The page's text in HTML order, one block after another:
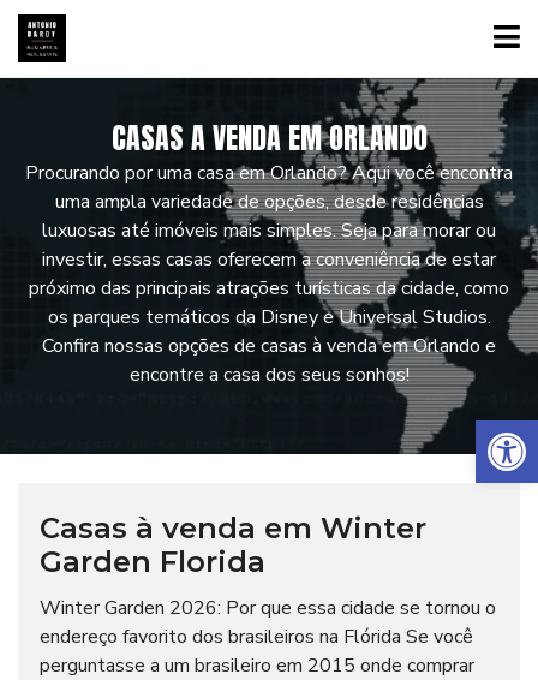
Abrir a barra de ferramentas
CASAS A VENDA EM ORLANDO
Procurando por uma casa em Orlando? Aqui você encontra
uma ampla variedade de opções, desde residências
luxuosas até imóveis mais simples. Seja para morar ou
investir, essas casas oferecem a conveniência de estar
próximo das principais atrações turísticas da cidade, como
os parques temáticos da Disney e Universal Studios.
Confira nossas opções de casas à venda em Orlando e
encontre a casa dos seus sonhos!
Casas à venda em Winter
Garden Florida
Winter Garden 2026: Por que essa cidade se tornou o
endereço favorito dos brasileiros na Flórida Se você
perguntasse a um brasileiro em 2015 onde comprar